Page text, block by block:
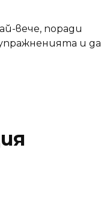
вече, поради
и да